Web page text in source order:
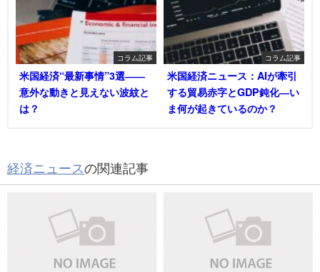
コラム記事
米国経済“最新事情”3選――
意外な動きと見えない波紋と
は？
コラム記事
米国経済ニュース：AIが牽引
する貿易赤字とGDP鈍化―い
ま何が起きているのか？
経済ニュースの関連記事